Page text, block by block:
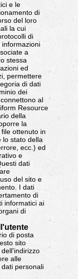
e le
di
del loro
la cui
di
a
stessa
ed
permettere
di dati
dei
al
Resource
della
la
ottenuto in
lo stato della
ecc.) ed
e
dati
del sito e
I dati
di
informatici ai
di
di posta
sito
alle
personali